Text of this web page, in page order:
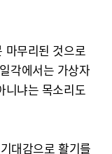
마무리된 것으로
각에서는 가상자
니냐는 목소리도
대감으로 활기를